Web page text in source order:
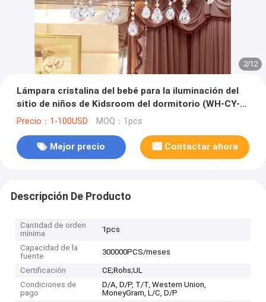
2/12
Lámpara cristalina del bebé para la iluminación del
sitio de niños de Kidsroom del dormitorio (WH-CY-
150)
Precio：1-100USD MOQ：1pcs
Mejor precio Contactar ahora
Descripción De Producto
Cantidad de orden
mínima
1pcs
Capacidad de la
fuente
300000PCS/meses
Certificación
CE;Rohs;UL
Condiciones de
pago
D/A, D/P, T/T, Western Union,
MoneyGram, L/C, D/P